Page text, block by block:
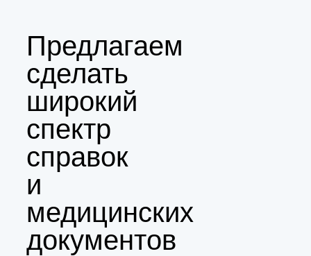
Предлагаем
сделать
широкий
спектр
справок
и
медицинских
документов